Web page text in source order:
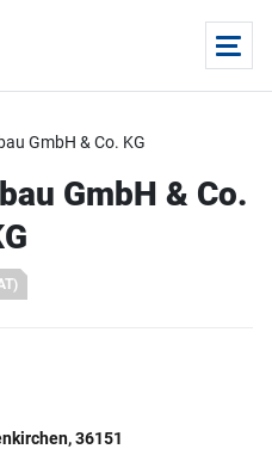
GmbH & Co.
36151